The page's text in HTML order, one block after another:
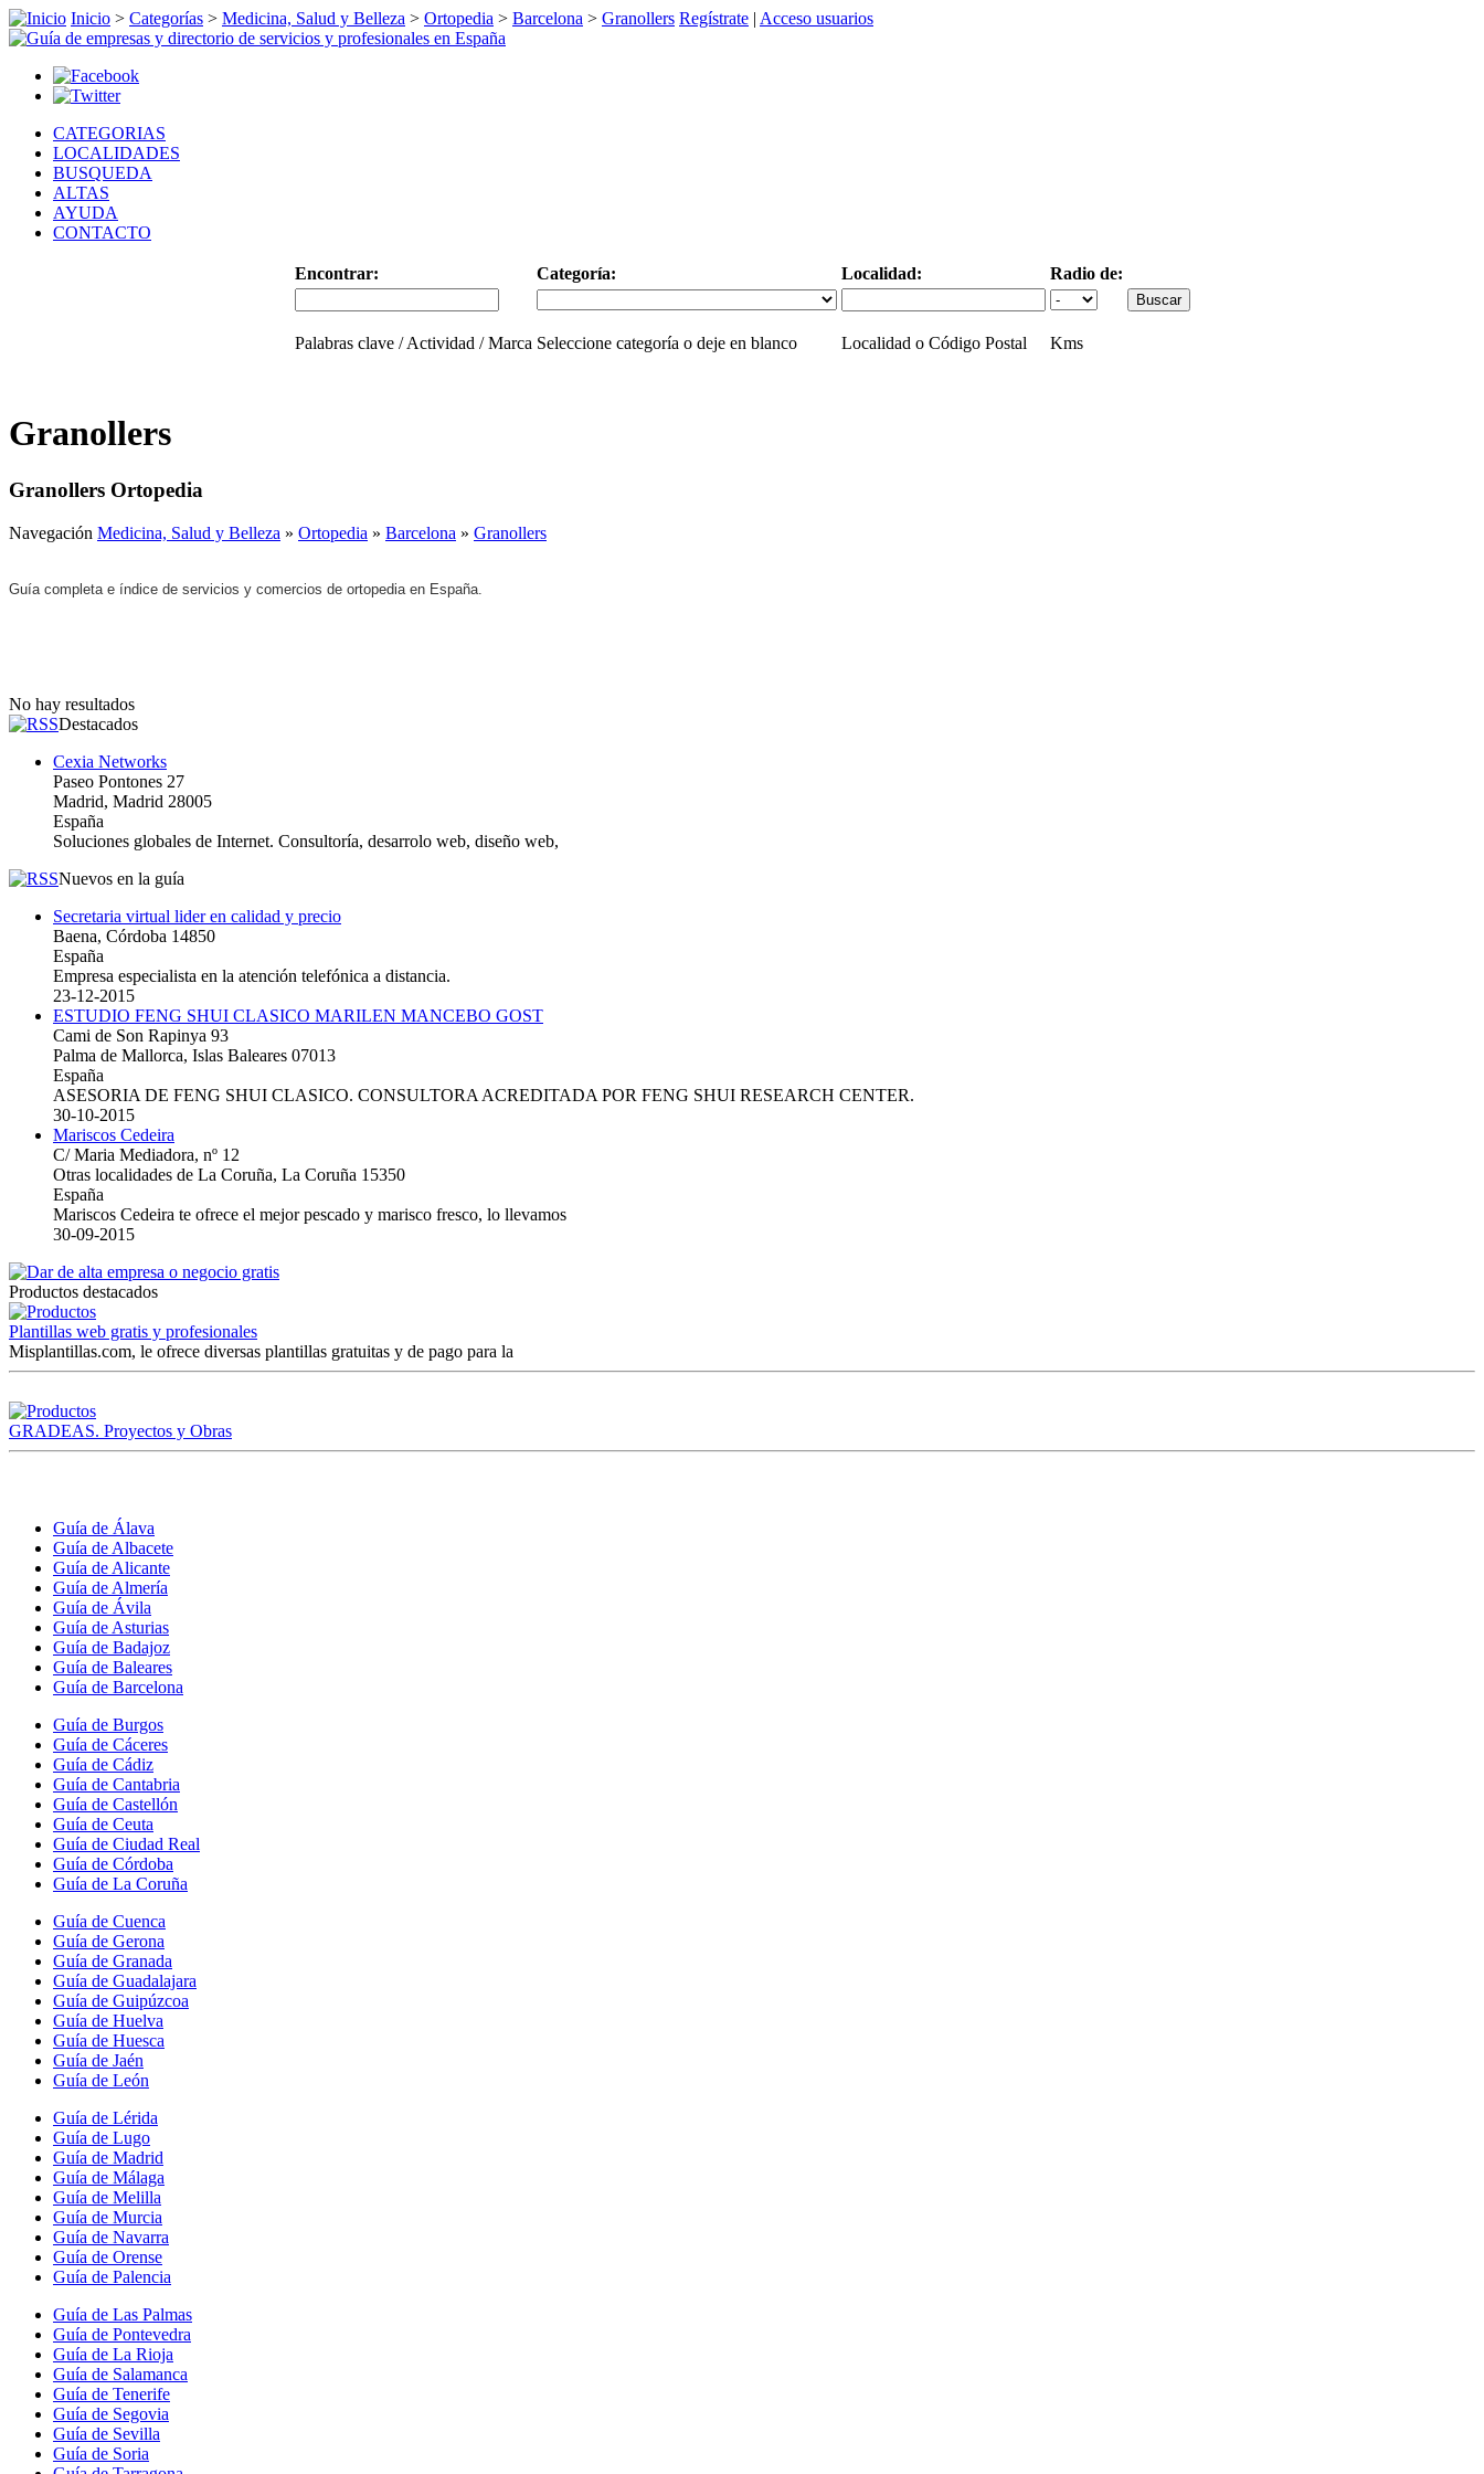
Inicio > Categorías > Medicina, Salud y Belleza > Ortopedia > Barcelona > Granollers Regístrate | Acceso usuarios
CATEGORIAS
LOCALIDADES
BUSQUEDA
ALTAS
AYUDA
CONTACTO
Encontrar: Categoría: Localidad: Radio de:
Palabras clave / Actividad / Marca Seleccione categoría o deje en blanco Localidad o Código Postal Kms
Granollers
Granollers Ortopedia
Navegación Medicina, Salud y Belleza » Ortopedia » Barcelona » Granollers
Guía completa e índice de servicios y comercios de ortopedia en España.
No hay resultados
Destacados
Cexia Networks
Paseo Pontones 27
Madrid, Madrid 28005
España
Soluciones globales de Internet. Consultoría, desarrolo web, diseño web,
Nuevos en la guía
Secretaria virtual lider en calidad y precio
Baena, Córdoba 14850
España
Empresa especialista en la atención telefónica a distancia.
23-12-2015
ESTUDIO FENG SHUI CLASICO MARILEN MANCEBO GOST
Cami de Son Rapinya 93
Palma de Mallorca, Islas Baleares 07013
España
ASESORIA DE FENG SHUI CLASICO. CONSULTORA ACREDITADA POR FENG SHUI RESEARCH CENTER.
30-10-2015
Mariscos Cedeira
C/ Maria Mediadora, nº 12
Otras localidades de La Coruña, La Coruña 15350
España
Mariscos Cedeira te ofrece el mejor pescado y marisco fresco, lo llevamos
30-09-2015
Productos destacados
Plantillas web gratis y profesionales
Misplantillas.com, le ofrece diversas plantillas gratuitas y de pago para la
GRADEAS. Proyectos y Obras
Guía de Álava
Guía de Albacete
Guía de Alicante
Guía de Almería
Guía de Ávila
Guía de Asturias
Guía de Badajoz
Guía de Baleares
Guía de Barcelona
Guía de Burgos
Guía de Cáceres
Guía de Cádiz
Guía de Cantabria
Guía de Castellón
Guía de Ceuta
Guía de Ciudad Real
Guía de Córdoba
Guía de La Coruña
Guía de Cuenca
Guía de Gerona
Guía de Granada
Guía de Guadalajara
Guía de Guipúzcoa
Guía de Huelva
Guía de Huesca
Guía de Jaén
Guía de León
Guía de Lérida
Guía de Lugo
Guía de Madrid
Guía de Málaga
Guía de Melilla
Guía de Murcia
Guía de Navarra
Guía de Orense
Guía de Palencia
Guía de Las Palmas
Guía de Pontevedra
Guía de La Rioja
Guía de Salamanca
Guía de Tenerife
Guía de Segovia
Guía de Sevilla
Guía de Soria